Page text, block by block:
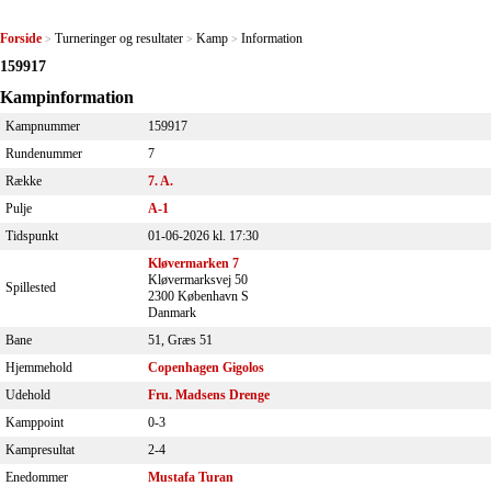
Forside > Turneringer og resultater > Kamp > Information
159917
Kampinformation
Kampnummer
159917
Rundenummer
7
Række
7. A.
Pulje
A-1
Tidspunkt
01-06-2026 kl. 17:30
Spillested
Kløvermarken 7
Kløvermarksvej 50
2300 København S
Danmark
Bane
51, Græs 51
Hjemmehold
Copenhagen Gigolos
Udehold
Fru. Madsens Drenge
Kamppoint
0-3
Kampresultat
2-4
Enedommer
Mustafa Turan